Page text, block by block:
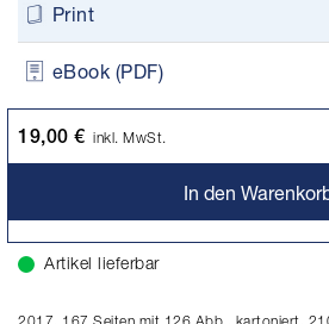
Print
eBook (PDF)
19,00 € inkl. MwSt.
In den
Artikel lieferbar